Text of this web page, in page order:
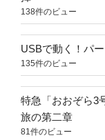
138件のビュー
USBで動く！パ
135件のビュー
特急「おおぞら3
旅の第二章
81件のビュー